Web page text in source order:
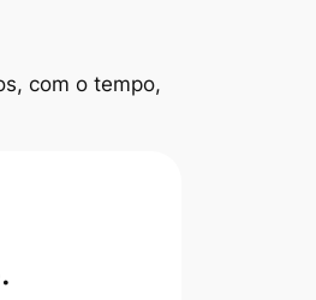
com o tempo,